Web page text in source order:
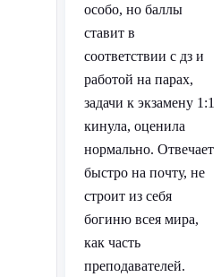
особо, но баллы
ставит в
соответствии с дз и
работой на парах,
задачи к экзамену 1:1
кинула, оценила
нормально. Отвечает
быстро на почту, не
строит из себя
богиню всея мира,
как часть
преподавателей.